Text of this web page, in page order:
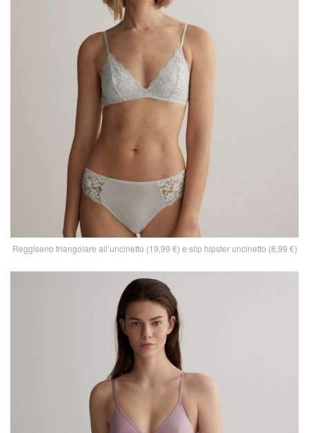
Reggiseno triangolare all’uncinetto (19,99 €) e slip hipster uncinetto (8,99 €)